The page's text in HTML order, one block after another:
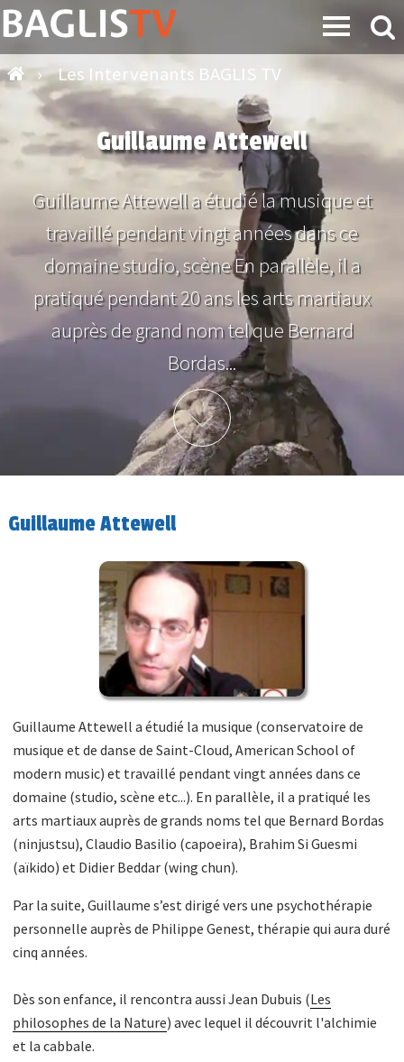
› Les Intervenants BAGLIS TV
Guillaume Attewell
Guillaume Attewell a étudié la musique et
travaillé pendant vingt années dans ce
domaine studio, scène En parallèle, il a
pratiqué pendant 20 ans les arts martiaux
auprès de grand nom tel que Bernard
Bordas...
Plus d'info
Guillaume Attewell
Guillaume Attewell a étudié la musique (conservatoire de
musique et de danse de Saint-Cloud, American School of
modern music) et travaillé pendant vingt années dans ce
domaine (studio, scène etc...). En parallèle, il a pratiqué les
arts martiaux auprès de grands noms tel que Bernard Bordas
(ninjustsu), Claudio Basilio (capoeira), Brahim Si Guesmi
(aïkido) et Didier Beddar (wing chun).
Par la suite, Guillaume s’est dirigé vers une psychothérapie
personnelle auprès de Philippe Genest, thérapie qui aura duré
cinq années.
Dès son enfance, il rencontra aussi Jean Dubuis (Les
philosophes de la Nature) avec lequel il découvrit l'alchimie
et la cabbale.